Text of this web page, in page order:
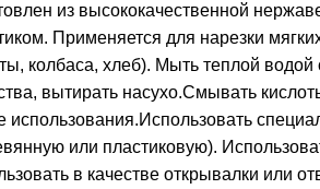
из высококачественной
Применяется для нарезки
колбаса, хлеб). Мыть теплой
вытирать насухо.Смывать
использования.Использовать
или пластиковую).
в качестве открывалки или